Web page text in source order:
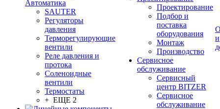
Автоматика
SAUTER
Регуляторы
давления
Терморегулирующие
вентили
Реле давления и
протока
Соленоидные
вентили
Термостаты
+ ЕЩЕ 2
Проектирование
Подбор и
поставка
оборудования
Монтаж
Производство
Сервисное
обслуживание
Сервисный
центр BITZER
Сервисное
обслуживание
и